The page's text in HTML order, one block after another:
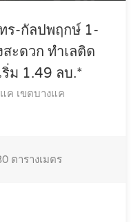
ร-กัลปพฤกษ์ 1-
ะดวก ทำเลติด
ริ่ม 1.49 ลบ.*
ค เขตบางแค
ตารางเมตร